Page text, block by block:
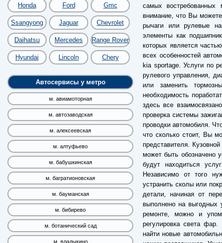
Honda Ford Gmc
Ssangyong Jaguar Chevrolet
Daihatsu Mercedes Range Rover
Hyundai Lincoln Chery
Автосервисы у метро
м. авиамоторная
м. автозаводская
м. алексеевская
м. алтуфьево
м. бабушкинская
м. багратионовская
м. бауманская
м. бибирево
м. ботанический сад
м. владыкино
самых
внимание, что Вы
рычаги или рулевые
элементы как
которых является
всех особенностей
kia sportage. Услуги по
рулевого управления,
или заменить
необходимость
здесь все
проверка системы
проводки автомобиля.
что сколько стоит, Вы
представителя.
может быть обозначено
будут находиться
Независимо от того
устранить сколы или
детали, начиная от
выполнено на выгодных
ремонте, можно и
регулировка света
найти новые